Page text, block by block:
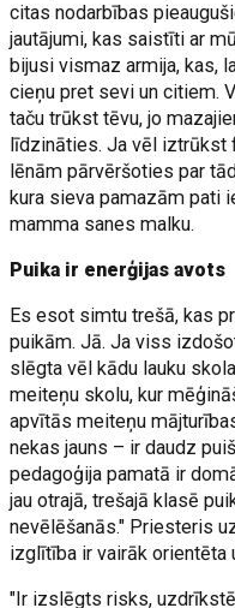
citas nodarbības
jautājumi, kas saistīti ar
bijusi vismaz armija, kas,
cieņu pret sevi un citiem.
taču trūkst tēvu, jo
līdzināties. Ja vēl
lēnām pārvēršoties par
kura sieva pamazām pati
mamma sanes malku.
Puika ir enerģijas avots
Es esot simtu trešā, kas
puikām. Jā. Ja viss
slēgta vēl kādu lauku
meiteņu skolu, kur
apvītās meiteņu
nekas jauns – ir daudz
pedagoģija pamatā ir
jau otrajā, trešajā klasē
nevēlēšanās." Priesteris
izglītība ir vairāk orientēta
"Ir izslēgts risks,